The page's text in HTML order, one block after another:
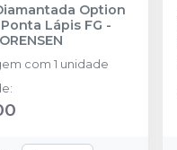
Option
Lápis FG -
com 1 unidade
: